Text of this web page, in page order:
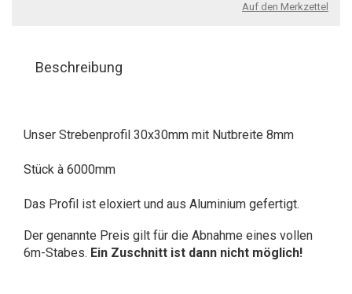
Auf den Merkzettel
Beschreibung
Unser Strebenprofil 30x30mm mit Nutbreite 8mm
Stück à 6000mm
Das Profil ist eloxiert und aus Aluminium gefertigt.
Der genannte Preis gilt für die Abnahme eines vollen
6m-Stabes. Ein Zuschnitt ist dann nicht möglich!